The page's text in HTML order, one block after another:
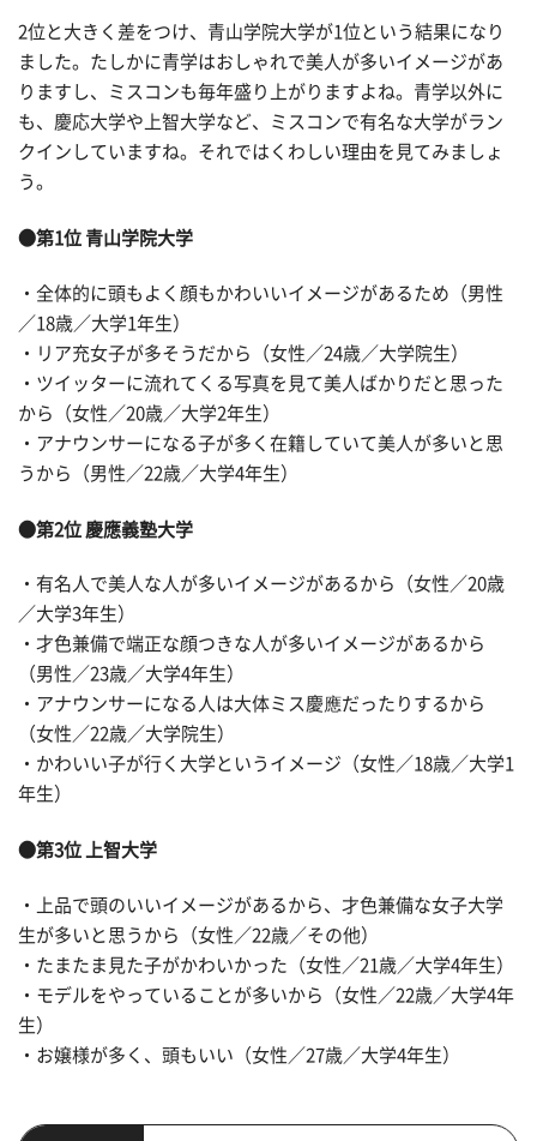
2位と大きく差をつけ、青山学院大学が1位という結果になり
ました。たしかに青学はおしゃれで美人が多いイメージがあ
りますし、ミスコンも毎年盛り上がりますよね。青学以外に
も、慶応大学や上智大学など、ミスコンで有名な大学がラン
クインしていますね。それではくわしい理由を見てみましょ
う。
●第1位 青山学院大学
・全体的に頭もよく顔もかわいいイメージがあるため（男性
／18歳／大学1年生）
・リア充女子が多そうだから（女性／24歳／大学院生）
・ツイッターに流れてくる写真を見て美人ばかりだと思った
から（女性／20歳／大学2年生）
・アナウンサーになる子が多く在籍していて美人が多いと思
うから（男性／22歳／大学4年生）
●第2位 慶應義塾大学
・有名人で美人な人が多いイメージがあるから（女性／20歳
／大学3年生）
・才色兼備で端正な顔つきな人が多いイメージがあるから
（男性／23歳／大学4年生）
・アナウンサーになる人は大体ミス慶應だったりするから
（女性／22歳／大学院生）
・かわいい子が行く大学というイメージ（女性／18歳／大学1
年生）
●第3位 上智大学
・上品で頭のいいイメージがあるから、才色兼備な女子大学
生が多いと思うから（女性／22歳／その他）
・たまたま見た子がかわいかった（女性／21歳／大学4年生）
・モデルをやっていることが多いから（女性／22歳／大学4年
生）
・お嬢様が多く、頭もいい（女性／27歳／大学4年生）